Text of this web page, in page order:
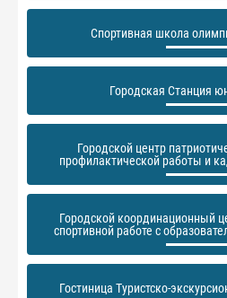
Спортивная школа
Городская Станция
Городской центр
профилактической работы и
Городской координационный
спортивной работе с
Гостиница Туристско-